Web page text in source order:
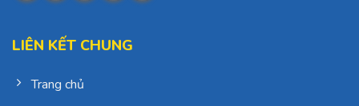
LIÊN KẾT CHUNG
Trang chủ